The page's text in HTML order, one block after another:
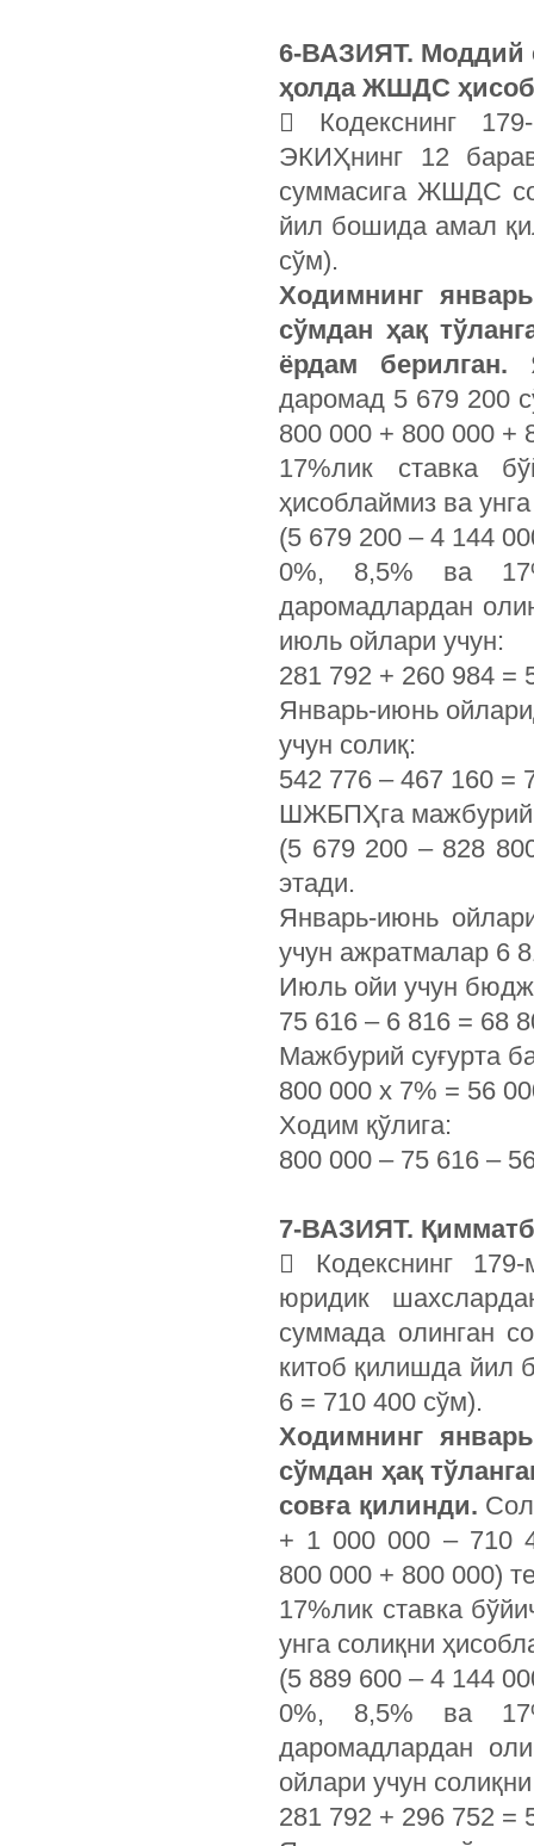
6-ВАЗИЯТ. Моддий
ҳолда ЖШДС
 Кодекснинг
ЭКИҲнинг 12
суммасига ЖШДС
йил бошида амал
сўм).
Ходимнинг
сўмдан ҳақ
ёрдам берилган.
даромад 5 679 200
800 000 + 800 000 +
17%лик ставка
ҳисоблаймиз ва
(5 679 200 – 4 144
0%, 8,5% ва
даромадлардан
июль ойлари учун:
281 792 + 260 984 =
Январь-июнь
учун солиқ:
542 776 – 467 160 =
ШЖБПҲга мажбурий
(5 679 200 – 828
этади.
Январь-июнь
учун ажратмалар 6
Июль ойи учун
75 616 – 6 816 = 68
Мажбурий суғурта
800 000 х 7% = 56
Ходим қўлига:
800 000 – 75 616 –
7-ВАЗИЯТ.
 Кодекснинг
юридик
суммада олинган
китоб қилишда йил
6 = 710 400 сўм).
Ходимнинг
сўмдан ҳақ
совға қилинди.
+ 1 000 000 – 710
800 000 + 800 000)
17%лик ставка
унга солиқни
(5 889 600 – 4 144
0%, 8,5% ва
даромадлардан
ойлари учун
281 792 + 296 752 =